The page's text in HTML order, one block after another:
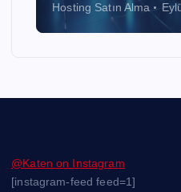
Hosting Satın Alma
@Katen on Instagram
[instagram-feed feed=1]